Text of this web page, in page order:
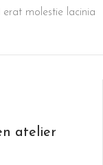
molestie lacinia
atelier